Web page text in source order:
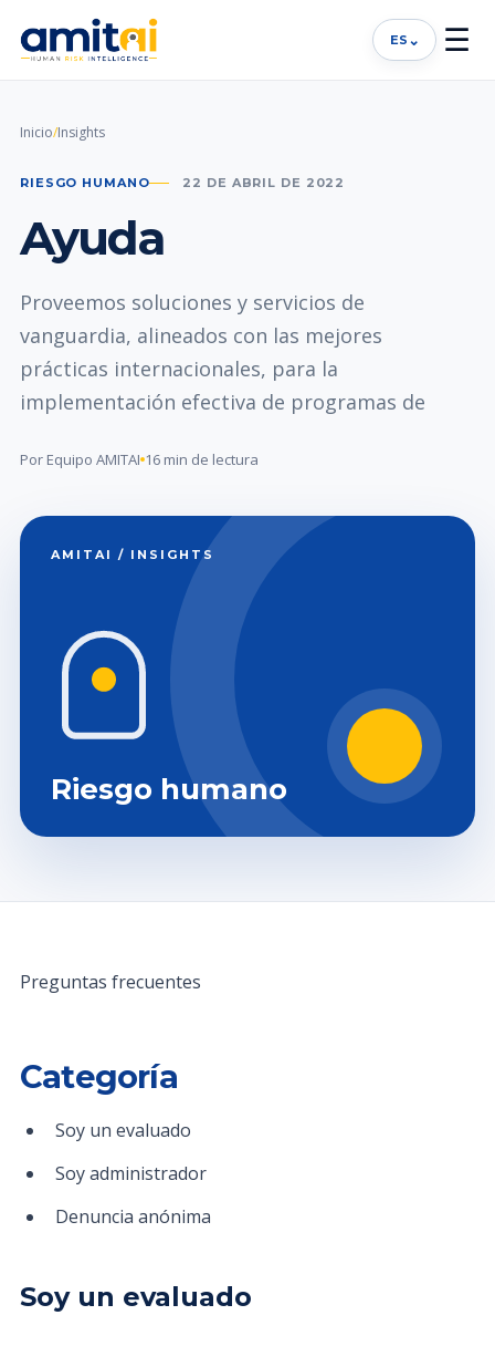
ES ⌄ ☰
Inicio/Insights
RIESGO HUMANO 22 DE ABRIL DE 2022
Ayuda
Proveemos soluciones y servicios de
vanguardia, alineados con las mejores
prácticas internacionales, para la
implementación efectiva de programas de
Por Equipo AMITAI 16 min de lectura
AMITAI / INSIGHTS
Riesgo humano
Preguntas frecuentes
Categoría
Soy un evaluado
Soy administrador
Denuncia anónima
Soy un evaluado